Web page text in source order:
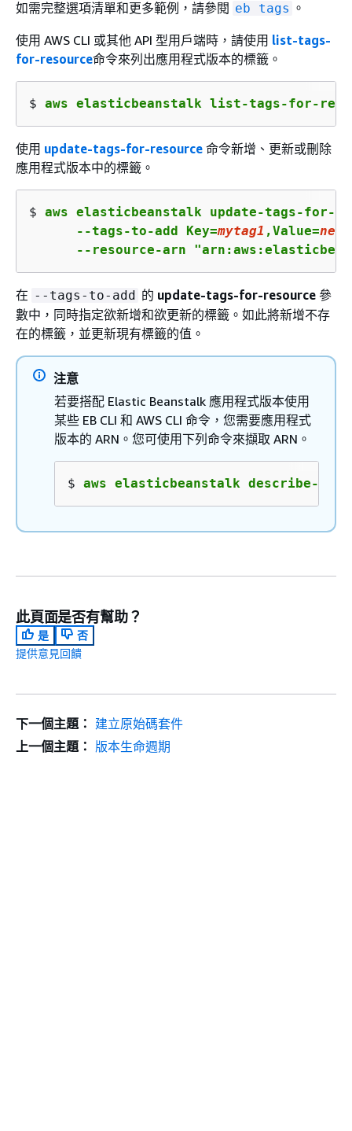
如需完整選項清單和更多範例，請參閱 eb tags 。
使用 AWS CLI 或其他 API 型用戶端時，請使用 list-tags-
for-resource命令來列出應用程式版本的標籤。
$ aws elasticbeanstalk list-tags-for-
使用 update-tags-for-resource 命令新增、更新或刪除
應用程式版本中的標籤。
$ aws elasticbeanstalk update-tags-for-
      --tags-to-add Key=
mytag1 ,Value=
--resource-arn
在 --tags-to-add 的 update-tags-for-resource 參
數中，同時指定欲新增和欲更新的標籤。如此將新增不存
在的標籤，並更新現有標籤的值。
注意
若要搭配 Elastic Beanstalk 應用程式版本使用
某些 EB CLI 和 AWS CLI 命令，您需要應用程式
版本的 ARN。您可使用下列命令來擷取 ARN。
$ aws elasticbeanstalk describe-
此頁面是否有幫助？
是
否
提供意見回饋
下一個主題： 建立原始碼套件
上一個主題： 版本生命週期